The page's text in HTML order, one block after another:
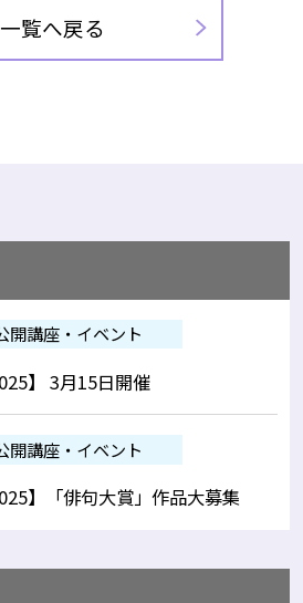
一覧へ戻る
開講座・イベント
】 3月15日開催
開講座・イベント
】「俳句大賞」作品大募集